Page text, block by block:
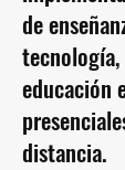
de
educación
distancia.